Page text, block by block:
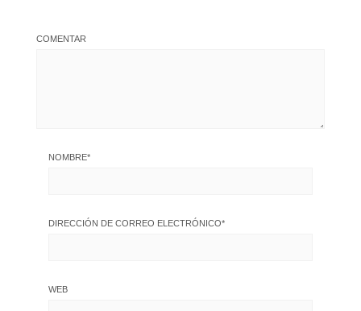
COMENTAR
NOMBRE*
DIRECCIÓN DE CORREO ELECTRÓNICO*
WEB